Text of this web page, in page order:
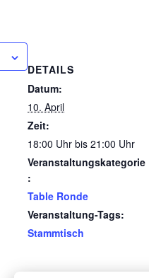
DETAILS
Datum:
10. April
Zeit:
18:00 Uhr bis 21:00 Uhr
Veranstaltungskategorie
:
Table Ronde
Veranstaltung-Tags:
Stammtisch